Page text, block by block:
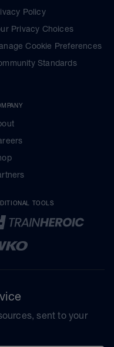
Policy
Privacy Choices
Cookie Preferences
Standards
TOOLS
sent to your